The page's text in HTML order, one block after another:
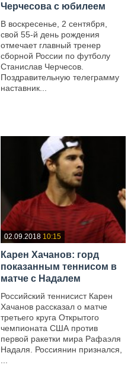
Черчесова с юбилеем
В воскресенье, 2 сентября,
свой 55-й день рождения
отмечает главный тренер
сборной России по футболу
Станислав Черчесов.
Поздравительную телеграмму
наставник...
02.09.2018 10:15
Карен Хачанов: горд
показанным теннисом в
матче с Надалем
Российский теннисист Карен
Хачанов рассказал о матче
третьего круга Открытого
чемпионата США против
первой ракетки мира Рафаэля
Надаля. Россиянин признался,